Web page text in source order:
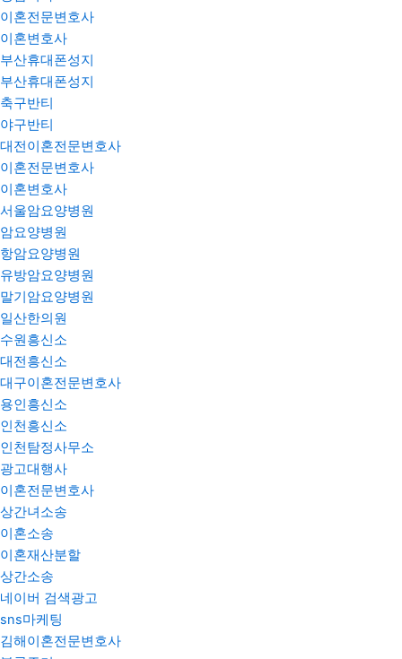
이혼전문변호사
이혼변호사
부산휴대폰성지
부산휴대폰성지
축구반티
야구반티
대전이혼전문변호사
이혼전문변호사
이혼변호사
서울암요양병원
암요양병원
항암요양병원
유방암요양병원
말기암요양병원
일산한의원
수원흥신소
대전흥신소
대구이혼전문변호사
용인흥신소
인천흥신소
인천탐정사무소
광고대행사
이혼전문변호사
상간녀소송
이혼소송
이혼재산분할
상간소송
네이버 검색광고
sns마케팅
김해이혼전문변호사